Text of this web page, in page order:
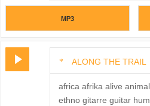
MP3
ALONG THE TRAIL
africa afrika alive
ethno gitarre guitar